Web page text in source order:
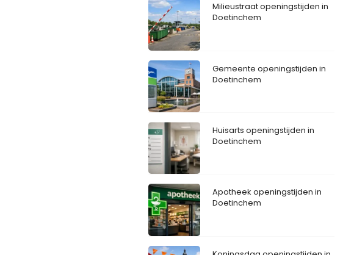
Milieustraat openingstijden in
Doetinchem
Gemeente openingstijden in
Doetinchem
Huisarts openingstijden in
Doetinchem
Apotheek openingstijden in
Doetinchem